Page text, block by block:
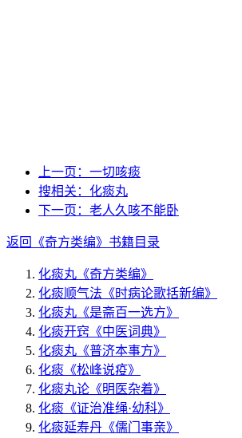
上一页： 一切咳痰
搜相关： 化痰丸
下一页： 老人久咳不能卧
返回《奇方类编》书籍目录
化痰丸 《奇方类编》
化痰顺气法 《时病论歌括新编》
化痰丸 《是斋百一选方》
化痰开窍 《中医词典》
化痰丸 《普济本事方》
化痰 《松峰说疫》
化痰丸论 《明医杂着》
化痰 《证治准绳·幼科》
化痰延寿丹 《儒门事亲》